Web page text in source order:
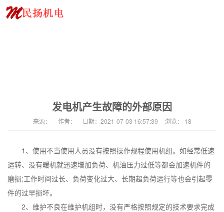
发电机产生故障的外部原因
来源： 作者： 日期： 2021-07-03 16:57:39 浏览： 18
1、使用不当使用人员没有按照操作规程使用机组。如经常低速
运转、没有暖机就迅速增加负荷、机油压力过低等都会加速机件的
磨损;工作时间过长、负荷变化过大、长期超负荷运行等也会引起零
件的过早损坏。
2、维护不良在维护机组时，没有严格按照规定的技术要求完成